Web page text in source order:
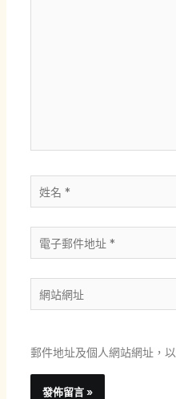
名
*
電
子
郵
件
*
站
址
郵件地址及個人網站網址，